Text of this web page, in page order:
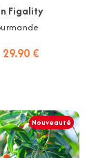
Figality
29.90 €
Nouveauté